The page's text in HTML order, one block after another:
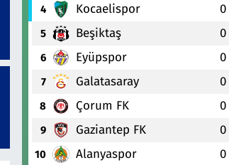
4 Kocaelispor 0
5 Beşiktaş 0
6 Eyüpspor 0
7 Galatasaray 0
8 Çorum FK 0
9 Gaziantep FK 0
10 Alanyaspor 0